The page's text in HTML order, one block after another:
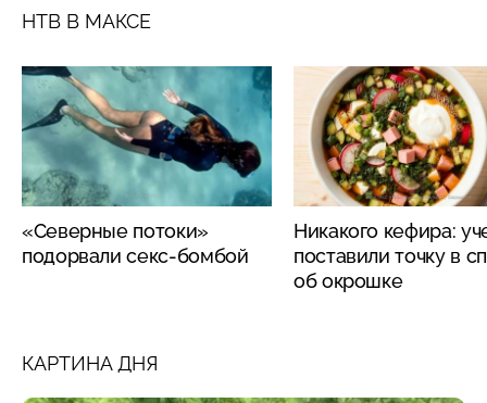
НТВ В МАКСЕ
«Северные потоки»
подорвали секс-бомбой
Никакого кефира:
поставили точку в
об окрошке
КАРТИНА ДНЯ